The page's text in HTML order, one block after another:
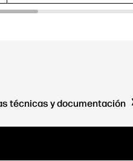
técnicas y documentación